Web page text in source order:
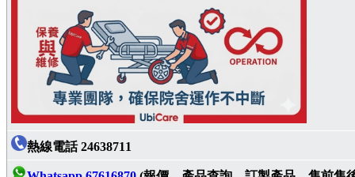
熱線電話 24638711